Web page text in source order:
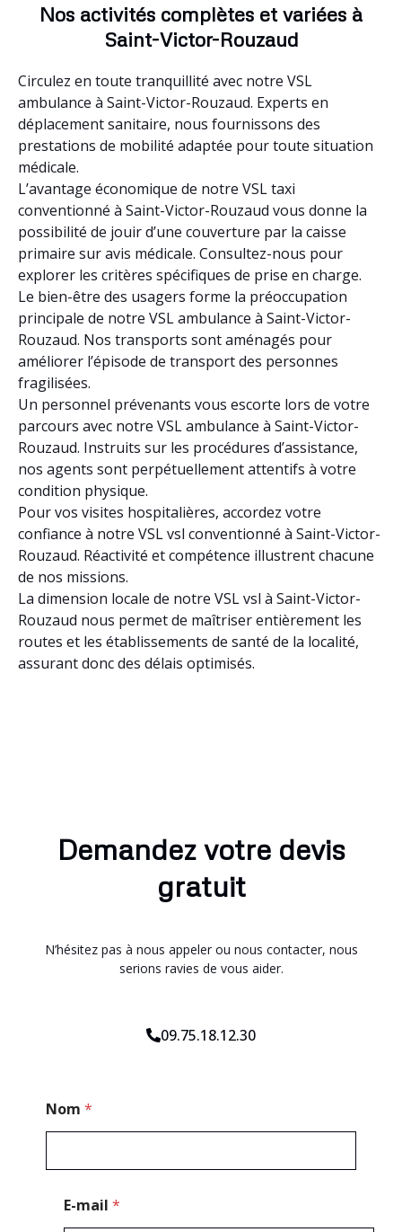
Nos activités complètes et variées à
Saint-Victor-Rouzaud
Circulez en toute tranquillité avec notre VSL
ambulance à Saint-Victor-Rouzaud. Experts en
déplacement sanitaire, nous fournissons des
prestations de mobilité adaptée pour toute situation
médicale.
L’avantage économique de notre VSL taxi
conventionné à Saint-Victor-Rouzaud vous donne la
possibilité de jouir d’une couverture par la caisse
primaire sur avis médicale. Consultez-nous pour
explorer les critères spécifiques de prise en charge.
Le bien-être des usagers forme la préoccupation
principale de notre VSL ambulance à Saint-Victor-
Rouzaud. Nos transports sont aménagés pour
améliorer l’épisode de transport des personnes
fragilisées.
Un personnel prévenants vous escorte lors de votre
parcours avec notre VSL ambulance à Saint-Victor-
Rouzaud. Instruits sur les procédures d’assistance,
nos agents sont perpétuellement attentifs à votre
condition physique.
Pour vos visites hospitalières, accordez votre
confiance à notre VSL vsl conventionné à Saint-Victor-
Rouzaud. Réactivité et compétence illustrent chacune
de nos missions.
La dimension locale de notre VSL vsl à Saint-Victor-
Rouzaud nous permet de maîtriser entièrement les
routes et les établissements de santé de la localité,
assurant donc des délais optimisés.
Demandez votre devis
gratuit
N’hésitez pas à nous appeler ou nous contacter, nous
serions ravies de vous aider.
09.75.18.12.30
Nom *
E-mail *